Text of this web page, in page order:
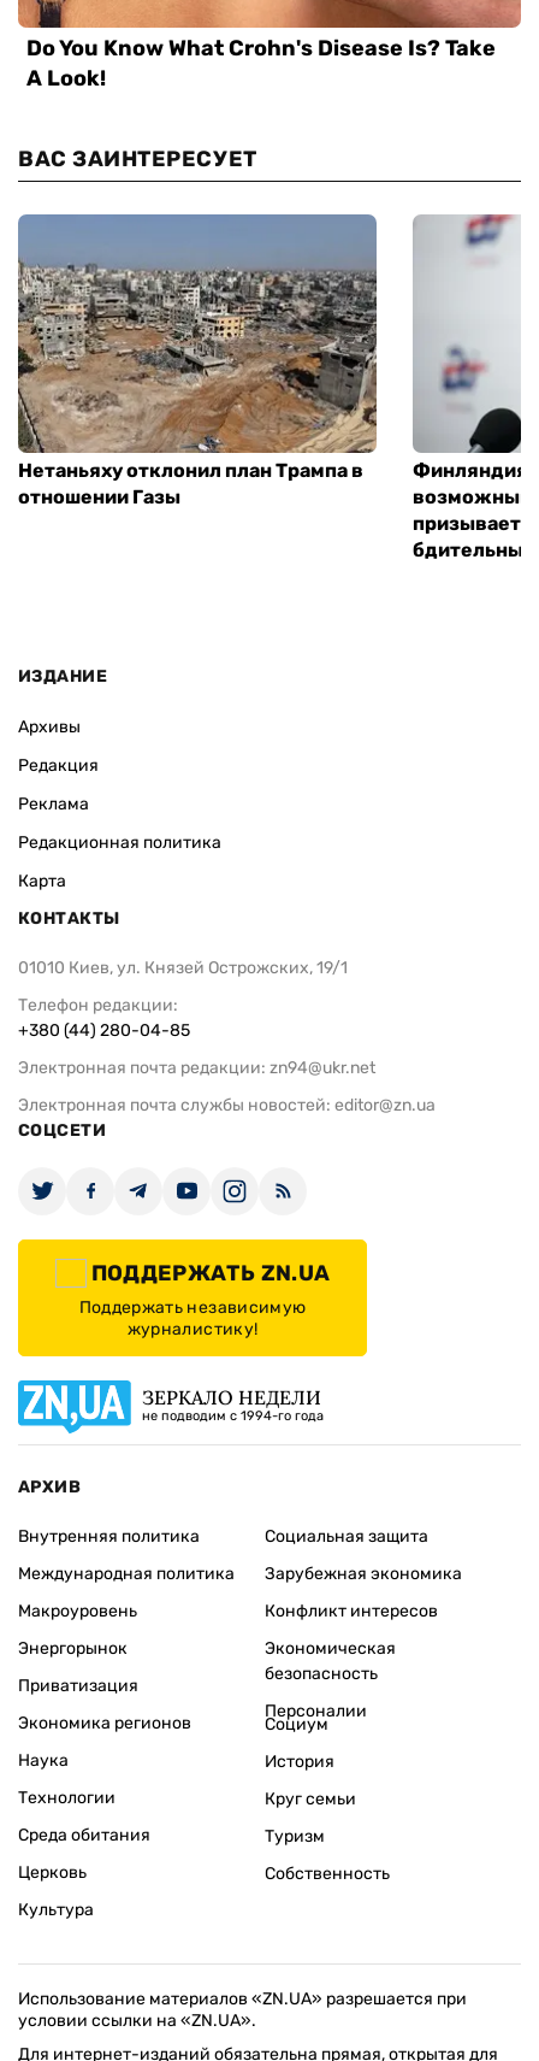
ВАС ЗАИНТЕРЕСУЕТ
Нетаньяху отклонил план Трампа в
отношении Газы
Финляндия
возможным
призывает
ИЗДАНИЕ
Архивы
Редакция
Реклама
Редакционная политика
Карта
КОНТАКТЫ
01010 Киев, ул. Князей Острожских, 19/1
Телефон редакции:
+380 (44) 280-04-85
Электронная почта редакции: zn94@ukr.net
Электронная почта службы новостей: editor@zn.ua
СОЦСЕТИ
ПОДДЕРЖАТЬ ZN.UA
Поддержать независимую
журналистику!
ЗЕРКАЛО НЕДЕЛИ
не подводим с 1994-го года
АРХИВ
Внутренняя политика
Международная политика
Макроуровень
Энергорынок
Приватизация
Экономика регионов
Социальная защита
Зарубежная экономика
Конфликт интересов
Экономическая
безопасность
Персоналии
Наука
Технологии
Среда обитания
Церковь
Культура
Социум
История
Круг семьи
Туризм
Собственность
Использование материалов «ZN.UA» разрешается при
условии ссылки на «ZN.UA».
Для интернет-изданий обязательна прямая, открытая для